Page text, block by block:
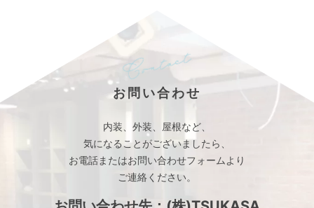
お問い合わせ
内装、外装、屋根など、
気になることがございましたら、
お電話またはお問い合わせフォームより
ご連絡ください。